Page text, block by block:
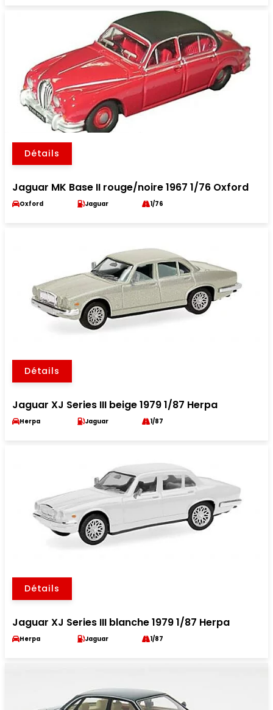
Détails
Jaguar MK Base II rouge/noire 1967 1/76 Oxford
Oxford Jaguar 1/76
Détails
Jaguar XJ Series III beige 1979 1/87 Herpa
Herpa Jaguar 1/87
Détails
Jaguar XJ Series III blanche 1979 1/87 Herpa
Herpa Jaguar 1/87